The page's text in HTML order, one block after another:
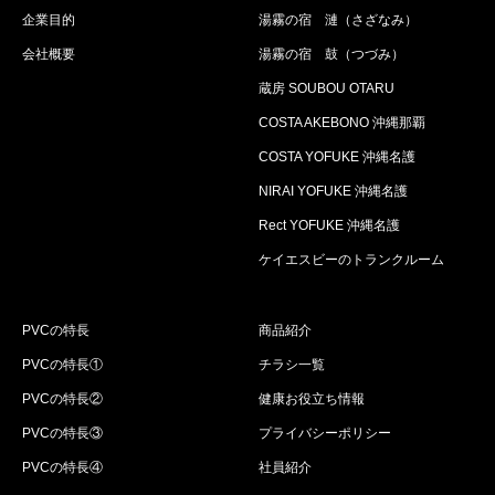
企業目的
会社概要
湯霧の宿 漣（さざなみ）
湯霧の宿 鼓（つづみ）
蔵房 SOUBOU OTARU
COSTA AKEBONO 沖縄那覇
COSTA YOFUKE 沖縄名護
NIRAI YOFUKE 沖縄名護
Rect YOFUKE 沖縄名護
ケイエスビーのトランクルーム
PVCの特長
PVCの特長①
PVCの特長②
PVCの特長③
PVCの特長④
商品紹介
チラシ一覧
健康お役立ち情報
プライバシーポリシー
社員紹介